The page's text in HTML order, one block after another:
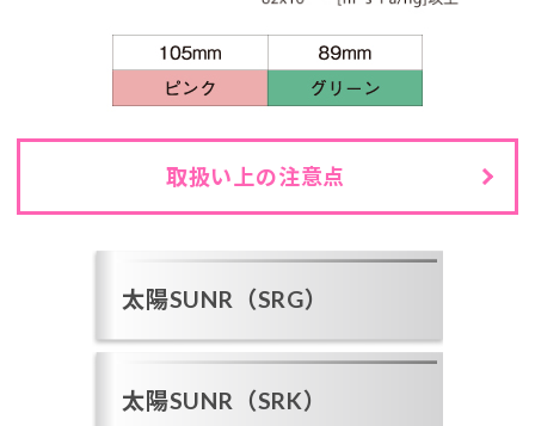
取扱い上の注意点
太陽SUNR（SRG）
太陽SUNR（SRK）